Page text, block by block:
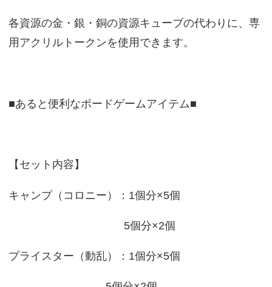
各資源の金・銀・銅の資源キューブの代わりに、専
用アクリルトークンを使用できます。
■あると便利なボードゲームアイテム■
【セット内容】
キャンプ（コロニー）：1個分×5個
5個分×2個
プライスター（動乱）：1個分×5個